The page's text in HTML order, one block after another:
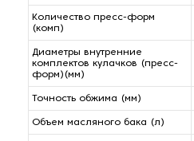
Количество пресс-форм
(комп)
Диаметры внутренние
комплектов кулачков (пресс-
форм)(мм)
Точность обжима (мм)
Объем масляного бака (л)